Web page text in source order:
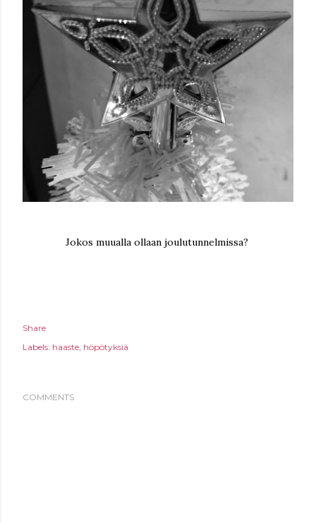
Jokos muualla ollaan joulutunnelmissa?
Share
Labels: haaste höpötyksiä
COMMENTS